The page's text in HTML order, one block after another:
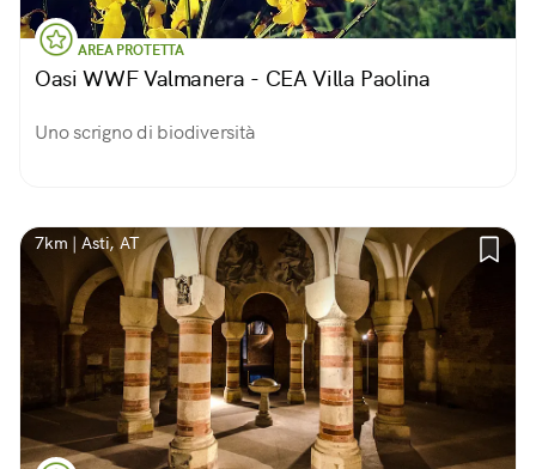
AREA PROTETTA
Oasi WWF Valmanera - CEA Villa Paolina
Uno scrigno di biodiversità
7km | Asti, AT